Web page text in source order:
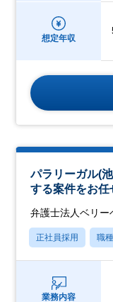
想定年収
パラリーガル(
する案件をお任
弁護士法人ベリ
正社員採用 職
業務内容